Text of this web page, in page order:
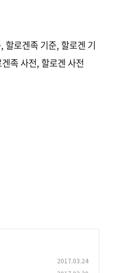
할로겐족 기준, 할로겐 기
족 사전, 할로겐 사전
2017.03.24